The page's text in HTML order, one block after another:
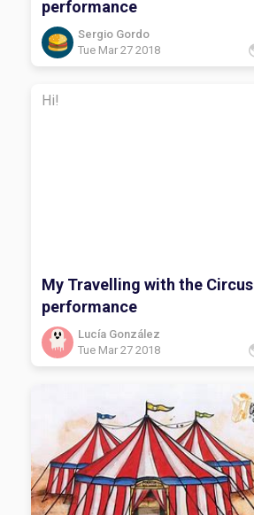
about?To créate a storyboardBye-
bye.
performance
Sergio Gordo
Tue Mar 27 2018
Hi!
My Travelling with the Circus
performance
Lucía González
Tue Mar 27 2018